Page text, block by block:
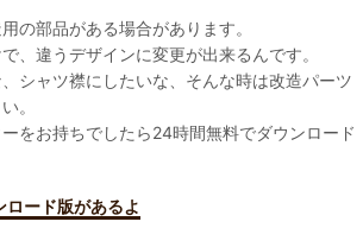
の部品がある場合があります。
、違うデザインに変更が出来るんです。
シャツ襟にしたいな、そんな時は改造パーツ
。
をお持ちでしたら24時間無料でダウンロード
ロード版があるよ